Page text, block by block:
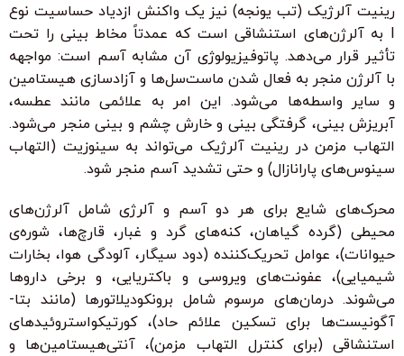
رینیت آلرژیک (تب یونجه) نیز یک واکنش ازدیاد حساسیت نوع
I به آلرژن‌های استنشاقی است که عمدتاً مخاط بینی را تحت
تأثیر قرار می‌دهد. پاتوفیزیولوژی آن مشابه آسم است: مواجهه
با آلرژن منجر به فعال شدن ماست‌سل‌ها و آزادسازی هیستامین
و سایر واسطه‌ها می‌شود. این امر به علائمی مانند عطسه،
آبریزش بینی، گرفتگی بینی و خارش چشم و بینی منجر می‌شود.
التهاب مزمن در رینیت آلرژیک می‌تواند به سینوزیت (التهاب
سینوس‌های پارانازال) و حتی تشدید آسم منجر شود.
محرک‌های شایع برای هر دو آسم و آلرژی شامل آلرژن‌های
محیطی (گرده گیاهان، کنه‌های گرد و غبار، قارچ‌ها، شوره‌ی
حیوانات)، عوامل تحریک‌کننده (دود سیگار، آلودگی هوا، بخارات
شیمیایی)، عفونت‌های ویروسی و باکتریایی، و برخی داروها
می‌شوند. درمان‌های مرسوم شامل برونکودیلاتورها (مانند بتا-
آگونیست‌ها برای تسکین علائم حاد)، کورتیکواستروئیدهای
استنشاقی (برای کنترل التهاب مزمن)، آنتی‌هیستامین‌ها و